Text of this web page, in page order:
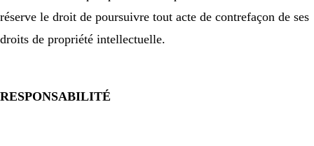
réserve le droit de poursuivre tout acte de contrefaçon de ses
droits de propriété intellectuelle.
RESPONSABILITÉ